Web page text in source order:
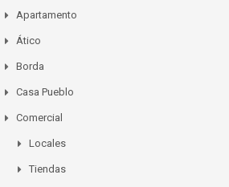
Apartamento
Ático
Borda
Casa Pueblo
Comercial
Locales
Tiendas